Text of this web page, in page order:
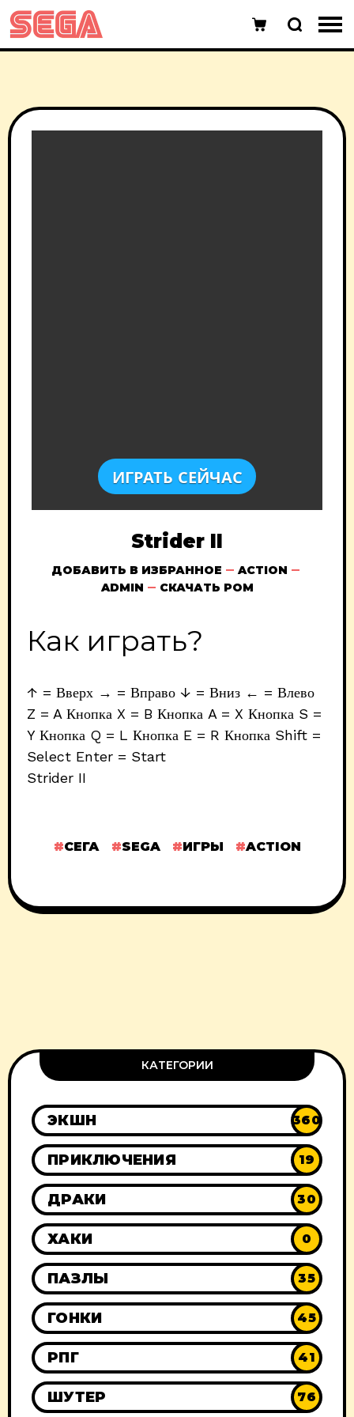
ИГРАТЬ СЕЙЧАС
Strider II
ДОБАВИТЬ В ИЗБРАННОЕ
ACTION
ADMIN
СКАЧАТЬ РОМ
Как играть?
↑ = Вверх → = Вправо ↓ = Вниз ← = Влево
Z = A Кнопка X = B Кнопка A = X Кнопка S =
Y Кнопка Q = L Кнопка E = R Кнопка Shift =
Select Enter = Start
Strider II
СЕГА SEGA ИГРЫ ACTION
КАТЕГОРИИ
ЭКШН 360
ПРИКЛЮЧЕНИЯ 19
ДРАКИ 30
ХАКИ 0
ПАЗЛЫ 35
ГОНКИ 45
РПГ 41
ШУТЕР 76